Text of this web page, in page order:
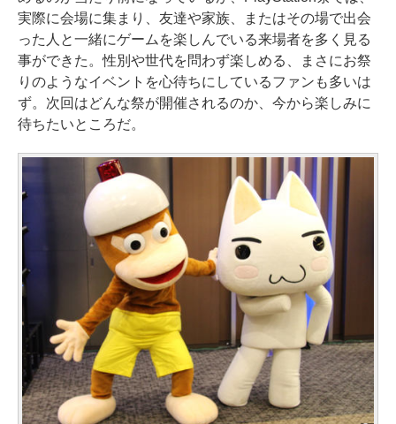
実際に会場に集まり、友達や家族、またはその場で出会
った人と一緒にゲームを楽しんでいる来場者を多く見る
事ができた。性別や世代を問わず楽しめる、まさにお祭
りのようなイベントを心待ちにしているファンも多いは
ず。次回はどんな祭が開催されるのか、今から楽しみに
待ちたいところだ。